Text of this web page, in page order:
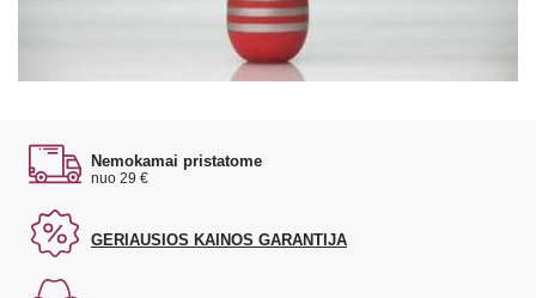
Video
Nemokamai pristatome
nuo 29 €
GERIAUSIOS KAINOS GARANTIJA